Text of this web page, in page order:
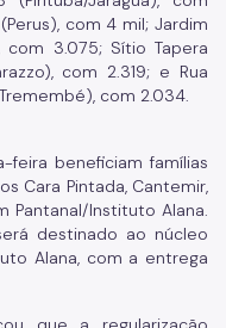
com 4 mil; Jardim
com 3.075; Sítio Tapera
com 2.319; e Rua
com 2.034.
feira beneficiam famílias
Cara Pintada, Cantemir,
Pantanal/Instituto Alana.
destinado ao núcleo
Alana, com a entrega